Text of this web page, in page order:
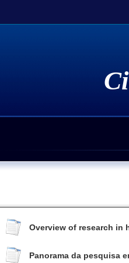
Publicações do Autor
Livros do Autor
Overview of research in
Panorama da pesquisa